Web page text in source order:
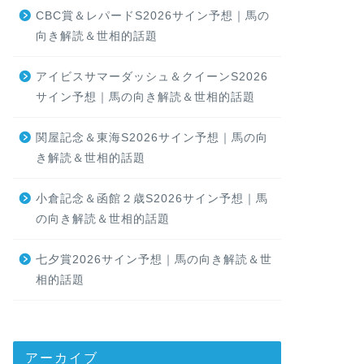
CBC賞＆レパードS2026サイン予想｜馬の
向き解読＆世相的話題
アイビスサマーダッシュ＆クイーンS2026
サイン予想｜馬の向き解読＆世相的話題
関屋記念＆東海S2026サイン予想｜馬の向
き解読＆世相的話題
小倉記念＆函館２歳S2026サイン予想｜馬
の向き解読＆世相的話題
七夕賞2026サイン予想｜馬の向き解読＆世
相的話題
アーカイブ